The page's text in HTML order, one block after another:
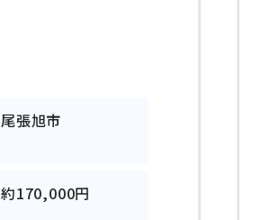
尾張旭市
約170,000円